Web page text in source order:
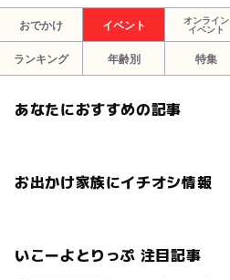
おでかけ イベント
オンライン
イベント
ランキング 年齢別 特集
あなたにおすすめの記事
お出かけ家族にイチオシ情報
いこーよとりっぷ 注目記事